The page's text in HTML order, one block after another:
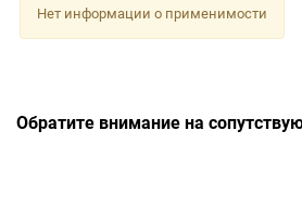
Нет информации о применимости
Обратите внимание на